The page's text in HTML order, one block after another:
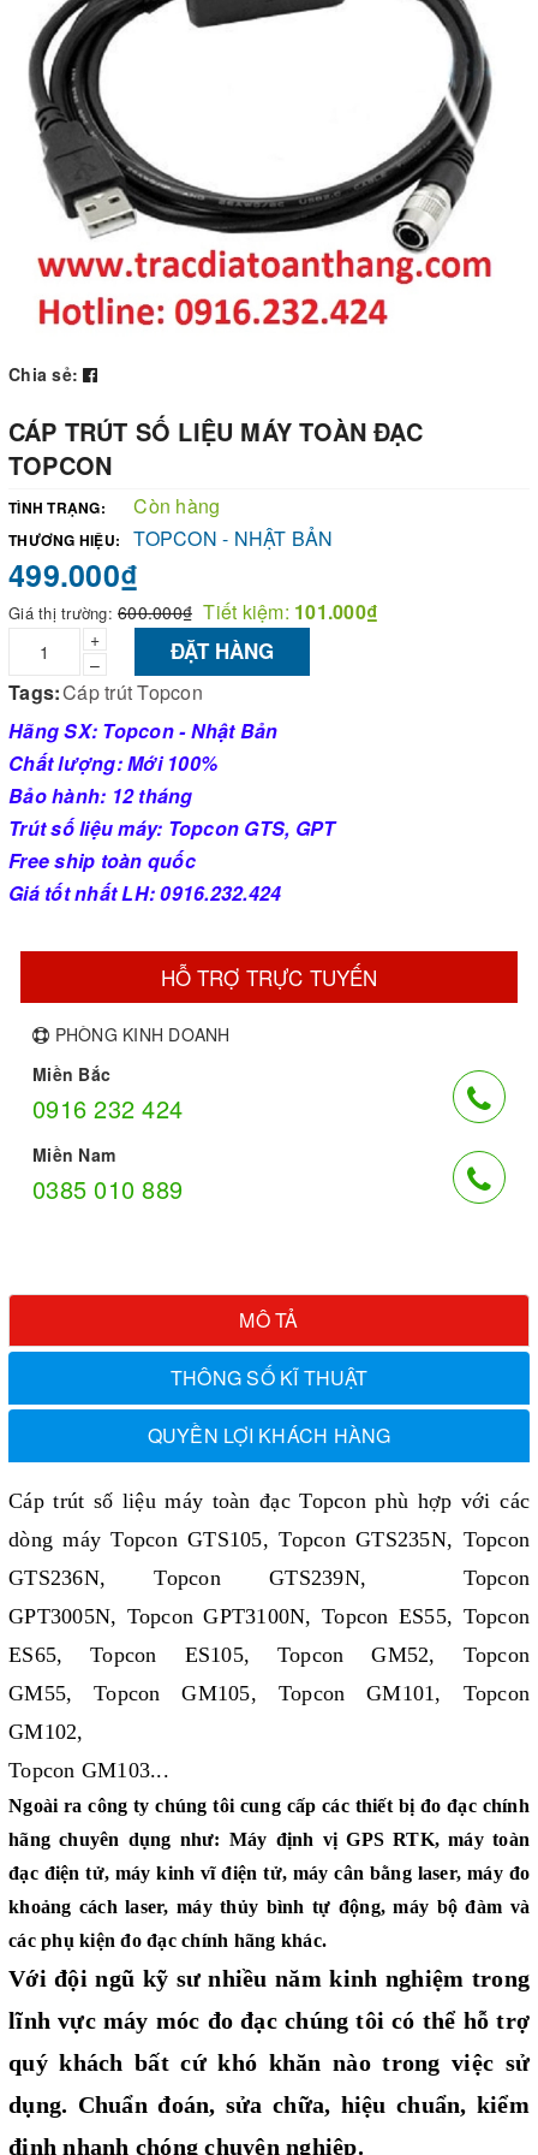
Chia sẻ:
CÁP TRÚT SỐ LIỆU MÁY TOÀN ĐẠC
TOPCON
TÌNH TRẠNG: Còn hàng
THƯƠNG HIỆU: TOPCON - NHẬT BẢN
499.000₫
Giá thị trường: 600.000₫ Tiết kiệm: 101.000₫
+
–
ĐẶT HÀNG
Tags:Cáp trút Topcon
Hãng SX: Topcon - Nhật Bản
Chất lượng: Mới 100%
Bảo hành: 12 tháng
Trút số liệu máy: Topcon GTS, GPT
Free ship toàn quốc
Giá tốt nhất LH: 0916.232.424
HỖ TRỢ TRỰC TUYẾN
PHÒNG KINH DOANH
Miền Bắc
0916 232 424
Miền Nam
0385 010 889
MÔ TẢ
THÔNG SỐ KĨ THUẬT
QUYỀN LỢI KHÁCH HÀNG
Cáp trút số liệumáy toàn đạc Topcon phù hợp với các
dòng máy Topcon GTS105,Topcon GTS235N, Topcon
GTS236N, Topcon GTS239N, Topcon
GPT3005N, Topcon GPT3100N, Topcon ES55, Topcon
ES65, Topcon ES105, Topcon GM52, Topcon
GM55,Topcon GM105, Topcon GM101, Topcon
GM102,
Topcon GM103...
Ngoài ra công ty chúng tôi cung cấp các thiết bị đo đạc chính
hãng chuyên dụng như: Máy định vị GPS RTK,máy toàn
đạc điện tử, máy kinh vĩ điện tử, máy cân bằng laser, máy đo
khoảng cách laser,máy thủy bình tự động,máy bộ đàm và
các phụ kiện đo đạcchính hãng khác.
Với đội ngũ kỹ sư nhiều năm kinh nghiệm trong
lĩnh vực máy móc đo đạc chúng tôi có thể hỗ trợ
quý khách bất cứ khó khăn nào trong việc sử
dụng. Chuẩn đoán, sửa chữa, hiệu chuẩn, kiểm
định nhanh chóng chuyên nghiệp.